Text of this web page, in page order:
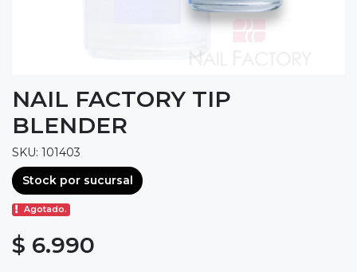
NAIL FACTORY TIP
BLENDER
SKU: 101403
Stock por sucursal
Agotado.
$ 6.990